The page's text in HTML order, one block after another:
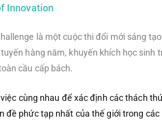
Innovation
là một cuộc thi đổi mới sáng
hàng năm, khuyến khích học sinh
cầu cấp bách.
cùng nhau để xác định các thách
đề phức tạp nhất của thế giới trong các